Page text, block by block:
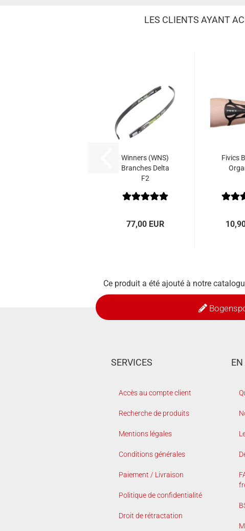
LES CLIENTS AYANT
Winners (WNS)
Branches Delta
F2
77,00 EUR
Fivics
Ce produit a été ajouté à notre
SERVICES
Accès au compte client
Recherche de produits
Mentions légales
Conditions générales
Paiement / Livraison
Politique de confidentialité
Droit de rétractation